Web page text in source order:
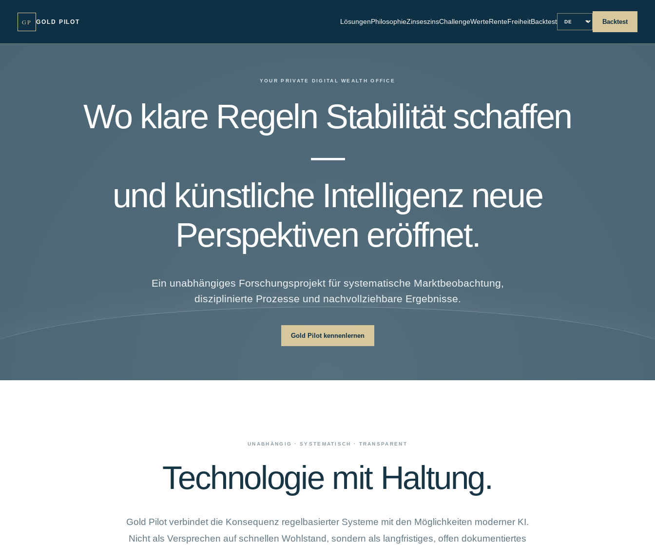
GP GOLD PILOT LösungenPhilosophieZinseszinsChallengeWerteRenteFreiheitBacktest Backtest
YOUR PRIVATE DIGITAL WEALTH OFFICE
Wo klare Regeln Stabilität schaffen
—
und künstliche Intelligenz neue
Perspektiven eröffnet.
Ein unabhängiges Forschungsprojekt für systematische Marktbeobachtung,
disziplinierte Prozesse und nachvollziehbare Ergebnisse.
Gold Pilot kennenlernen
UNABHÄNGIG · SYSTEMATISCH · TRANSPARENT
Technologie mit Haltung.
Gold Pilot verbindet die Konsequenz regelbasierter Systeme mit den Möglichkeiten moderner KI.
Nicht als Versprechen auf schnellen Wohlstand, sondern als langfristiges, offen dokumentiertes